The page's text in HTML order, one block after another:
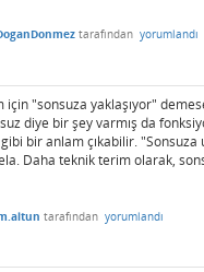
tarafından yorumlandı
"sonsuza yaklaşıyor"
diye bir şey varmış da
bir anlam çıkabilir. "Sonsuza
Daha teknik terim olarak,
tarafından yorumlandı